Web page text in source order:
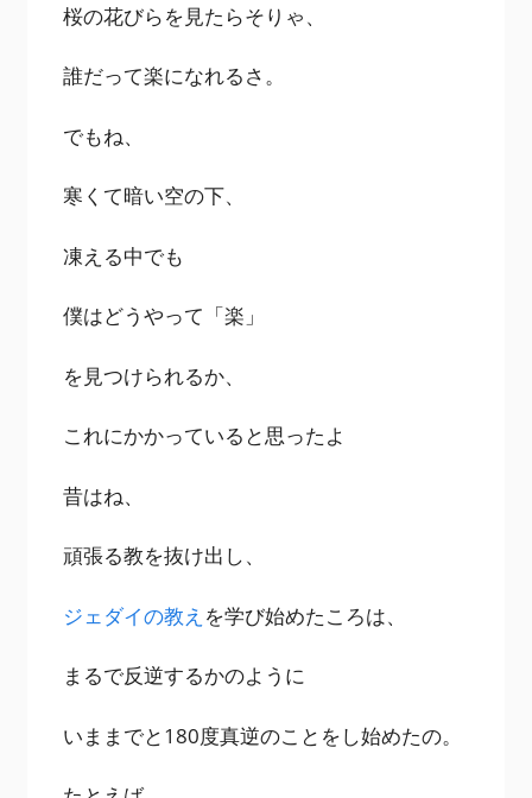
桜の花びらを見たらそりゃ、
誰だって楽になれるさ。
でもね、
寒くて暗い空の下、
凍える中でも
僕はどうやって「楽」
を見つけられるか、
これにかかっていると思ったよ
昔はね、
頑張る教を抜け出し、
ジェダイの教え を学び始めたころは、
まるで反逆するかのように
いままでと180度真逆のことをし始めたの。